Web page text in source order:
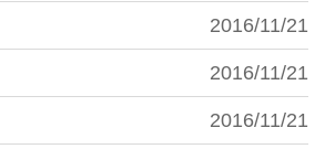
2016/11/21
2016/11/21
2016/11/21